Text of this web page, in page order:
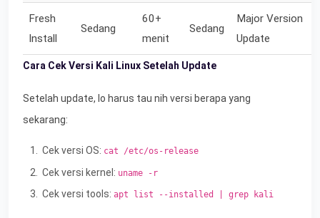
Fresh
Install
Sedang
60+
menit
Sedang
Major Version
Update
Cara Cek Versi Kali Linux Setelah Update
Setelah update, lo harus tau nih versi berapa yang
sekarang:
Cek versi OS: cat /etc/os-release
Cek versi kernel: uname -r
Cek versi tools: apt list --installed | grep kali